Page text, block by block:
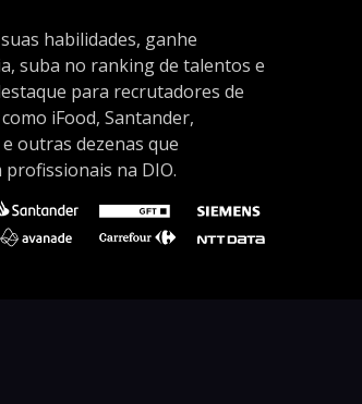
habilidades, ganhe
suba no ranking de talentos e
para recrutadores de
iFood, Santander,
outras dezenas que
na DIO.